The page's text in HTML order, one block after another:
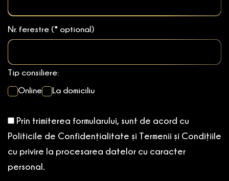
Nr. ferestre (* optional)
Tip consiliere:
Online
La domiciliu
Prin trimiterea formularului, sunt de acord cu
Politicile de Confidențialitate și Termenii și Condițiile
cu privire la procesarea datelor cu caracter
personal.